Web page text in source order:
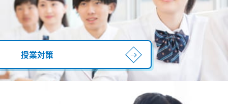
授業対策